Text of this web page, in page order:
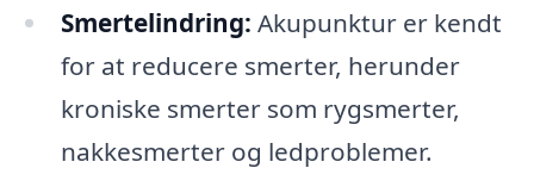
Smertelindring: Akupunktur er kendt
for at reducere smerter, herunder
kroniske smerter som rygsmerter,
nakkesmerter og ledproblemer.